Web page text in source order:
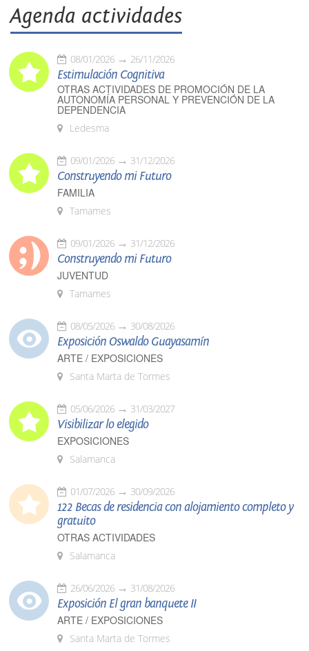
Agenda actividades
08/01/2026 26/11/2026
Estimulación Cognitiva
OTRAS ACTIVIDADES DE PROMOCIÓN DE LA
AUTONOMÍA PERSONAL Y PREVENCIÓN DE LA
DEPENDENCIA
Ledesma
09/01/2026 31/12/2026
Construyendo mi Futuro
FAMILIA
Tamames
09/01/2026 31/12/2026
Construyendo mi Futuro
JUVENTUD
Tamames
08/05/2026 30/08/2026
Exposición Oswaldo Guayasamín
ARTE / EXPOSICIONES
Santa Marta de Tormes
05/06/2026 31/03/2027
Visibilizar lo elegido
EXPOSICIONES
Salamanca
01/07/2026 30/09/2026
122 Becas de residencia con alojamiento completo y
gratuito
OTRAS ACTIVIDADES
Salamanca
26/06/2026 31/08/2026
Exposición El gran banquete II
ARTE / EXPOSICIONES
Santa Marta de Tormes